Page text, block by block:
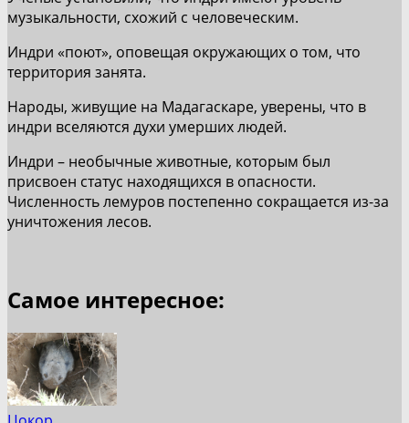
музыкальности, схожий с человеческим.
Индри «поют», оповещая окружающих о том, что
территория занята.
Народы, живущие на Мадагаскаре, уверены, что в
индри вселяются духи умерших людей.
Индри – необычные животные, которым был
присвоен статус находящихся в опасности.
Численность лемуров постепенно сокращается из-за
уничтожения лесов.
Самое интересное: